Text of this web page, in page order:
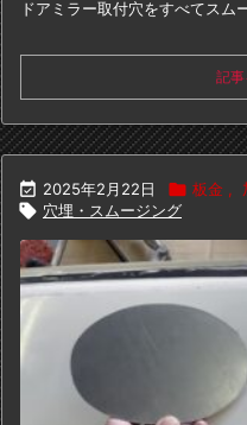
ドアミラー取付穴をすべてスム
記
 2025年2月22日  板金 ,
 穴埋・スムージング